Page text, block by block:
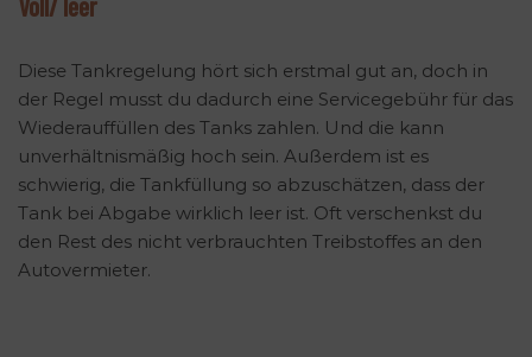
Diese Tankregelung hört sich erstmal gut an, doch in
der Regel musst du dadurch eine Servicegebühr für das
Wiederauffüllen des Tanks zahlen. Und die kann
unverhältnismäßig hoch sein. Außerdem ist es
schwierig, die Tankfüllung so abzuschätzen, dass der
Tank bei Abgabe wirklich leer ist. Oft verschenkst du
den Rest des nicht verbrauchten Treibstoffes an den
Autovermieter.